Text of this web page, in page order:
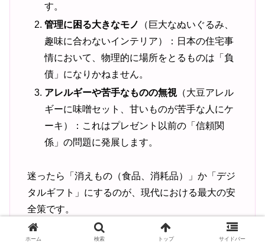
す。
管理に困る大きなモノ
（巨大なぬいぐるみ、
趣味に合わないインテリア）：日本の住宅事
情において、物理的に場所をとるものは「負
債」になりかねません。
アレルギーや苦手なものの無視（大豆アレル
ギーに味噌セット、甘いものが苦手な人にケ
ーキ）：これはプレゼント以前の「信頼関
係」の問題に発展します。
迷ったら「消えもの（食品、消耗品）」か「デジ
タルギフト」にするのが、現代における最大の安
全策です。
ホーム 検索 トップ サイドバー